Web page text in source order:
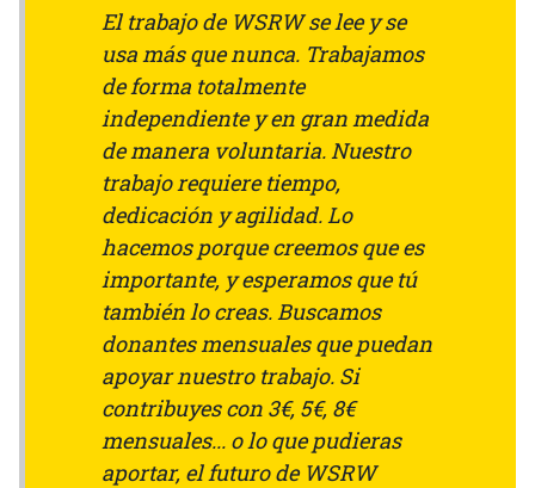
El trabajo de WSRW se lee y se
usa más que nunca. Trabajamos
de forma totalmente
independiente y en gran medida
de manera voluntaria. Nuestro
trabajo requiere tiempo,
dedicación y agilidad. Lo
hacemos porque creemos que es
importante, y esperamos que tú
también lo creas. Buscamos
donantes mensuales que puedan
apoyar nuestro trabajo. Si
contribuyes con 3€, 5€, 8€
mensuales... o lo que pudieras
aportar, el futuro de WSRW